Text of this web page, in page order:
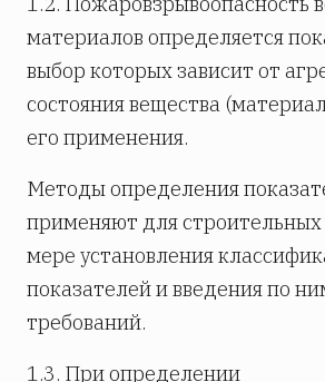
материалов определяется
выбор которых зависит от
состояния вещества
его применения.
Методы определения
применяют для
мере установления
показателей и введения по
требований.
1.3. При определении